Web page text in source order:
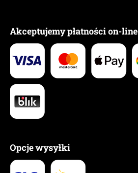
Akceptujemy płatności on-line
Opcje wysyłki